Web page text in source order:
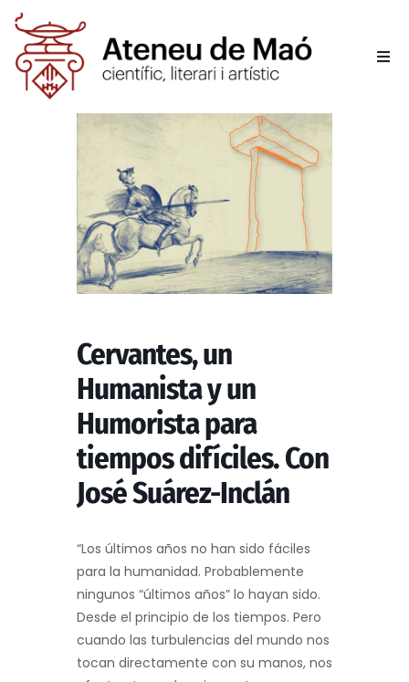
Cervantes, un
Humanista y un
Humorista para
tiempos difíciles. Con
José Suárez-Inclán
“Los últimos años no han sido fáciles
para la humanidad. Probablemente
ningunos “últimos años” lo hayan sido.
Desde el principio de los tiempos. Pero
cuando las turbulencias del mundo nos
tocan directamente con su manos, nos